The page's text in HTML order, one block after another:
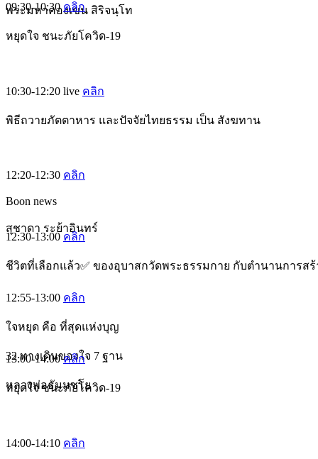
พระมหาคองเขน สิริจนฺโท
09:30-10:30คลิก
หยุดใจ ชนะภัยโควิด-19
10:30-12:20 live คลิก
พิธีถวายภัตตาหาร และปัจจัยไทยธรรม เป็น สังฆทาน
12:20-12:30 คลิก
Boon news
สุชาดา ระย้าอินทร์
12:30-13:00 คลิก
ชีวิตที่เลือกแล้ว✅ ของอุบาสกวัดพระธรรมกาย กับตำนานการสร้
12:55-13:00 คลิก
ใจหยุด คือ ที่สุดแห่งบุญ
32 ทางเดินของใจ 7 ฐาน
หลวงพ่อธัมมชโย
13:00-14:00คลิก
หยุดใจ ชนะภัยโควิด-19
14:00-14:10 คลิก